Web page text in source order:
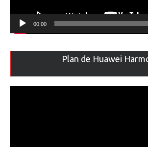
00:00
Plan de Huawei